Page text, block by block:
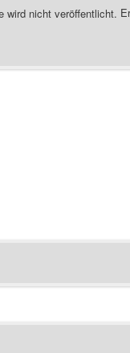
wird nicht veröffentlicht.